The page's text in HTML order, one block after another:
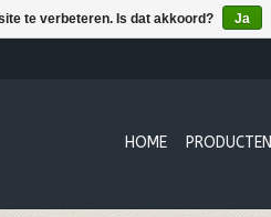
HOME PRODUCTEN
te verbeteren. Is dat akkoord? Ja